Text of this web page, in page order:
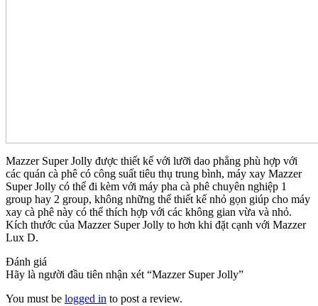
Mazzer Super Jolly được thiết kế với lưỡi dao phẳng phù hợp với
các quán cà phê có công suất tiêu thụ trung bình, máy xay Mazzer
Super Jolly có thể đi kèm với máy pha cà phê chuyên nghiệp 1
group hay 2 group, không những thế thiết kế nhỏ gọn giúp cho máy
xay cà phê này có thể thích hợp với các không gian vừa và nhỏ.
Kích thước của Mazzer Super Jolly to hơn khi đặt cạnh với Mazzer
Lux D.
Đánh giá
Hãy là người đầu tiên nhận xét “Mazzer Super Jolly”
You must be logged in to post a review.